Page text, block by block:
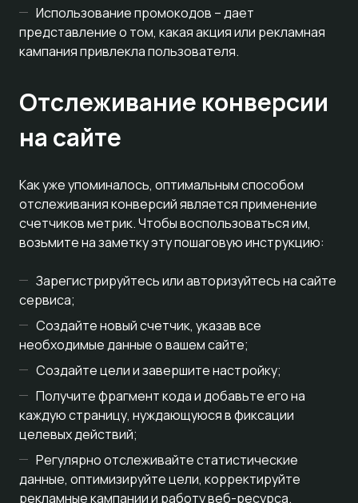
Использование промокодов – дает
представление о том, какая акция или рекламная
кампания привлекла пользователя.
Отслеживание конверсии
на сайте
Как уже упоминалось, оптимальным способом
отслеживания конверсий является применение
счетчиков метрик. Чтобы воспользоваться им,
возьмите на заметку эту пошаговую инструкцию:
Зарегистрируйтесь или авторизуйтесь на сайте
сервиса;
Создайте новый счетчик, указав все
необходимые данные о вашем сайте;
Создайте цели и завершите настройку;
Получите фрагмент кода и добавьте его на
каждую страницу, нуждающуюся в фиксации
целевых действий;
Регулярно отслеживайте статистические
данные, оптимизируйте цели, корректируйте
рекламные кампании и работу веб-ресурса.